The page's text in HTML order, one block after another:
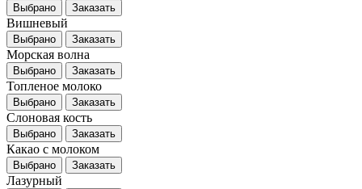
Выбрано Заказать
Вишневый
Выбрано Заказать
Морская волна
Выбрано Заказать
Топленое молоко
Выбрано Заказать
Слоновая кость
Выбрано Заказать
Какао с молоком
Выбрано Заказать
Лазурный